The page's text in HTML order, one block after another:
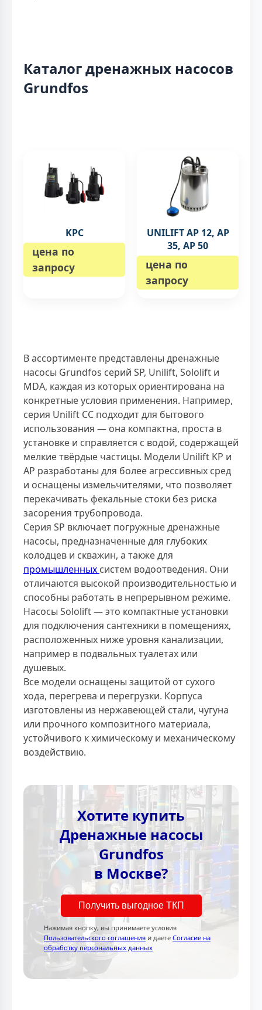
Каталог дренажных насосов
Grundfos
KPC
цена по
запросу
UNILIFT AP 12, AP
35, AP 50
цена по
запросу
В ассортименте представлены дренажные
насосы Grundfos серий SP, Unilift, Sololift и
MDA, каждая из которых ориентирована на
конкретные условия применения. Например,
серия Unilift CC подходит для бытового
использования — она компактна, проста в
установке и справляется с водой, содержащей
мелкие твёрдые частицы. Модели Unilift KP и
AP разработаны для более агрессивных сред
и оснащены измельчителями, что позволяет
перекачивать фекальные стоки без риска
засорения трубопровода.
Серия SP включает погружные дренажные
насосы, предназначенные для глубоких
колодцев и скважин, а также для
промышленных систем водоотведения. Они
отличаются высокой производительностью и
способны работать в непрерывном режиме.
Насосы Sololift — это компактные установки
для подключения сантехники в помещениях,
расположенных ниже уровня канализации,
например в подвальных туалетах или
душевых.
Все модели оснащены защитой от сухого
хода, перегрева и перегрузки. Корпуса
изготовлены из нержавеющей стали, чугуна
или прочного композитного материала,
устойчивого к химическому и механическому
воздействию.
Хотите купить
Дренажные насосы
Grundfos
в Москве?
Получить выгодное ТКП
Нажимая кнопку, вы принимаете условия
Пользовательского соглашения и даете Согласие на
обработку персональных данных